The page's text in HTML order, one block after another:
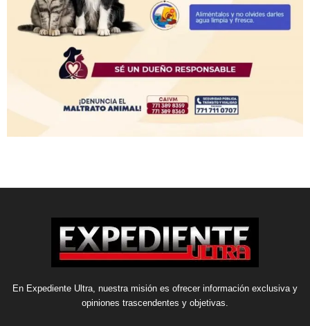
En Expediente Ultra, nuestra misión es ofrecer información exclusiva y
opiniones trascendentes y objetivas.